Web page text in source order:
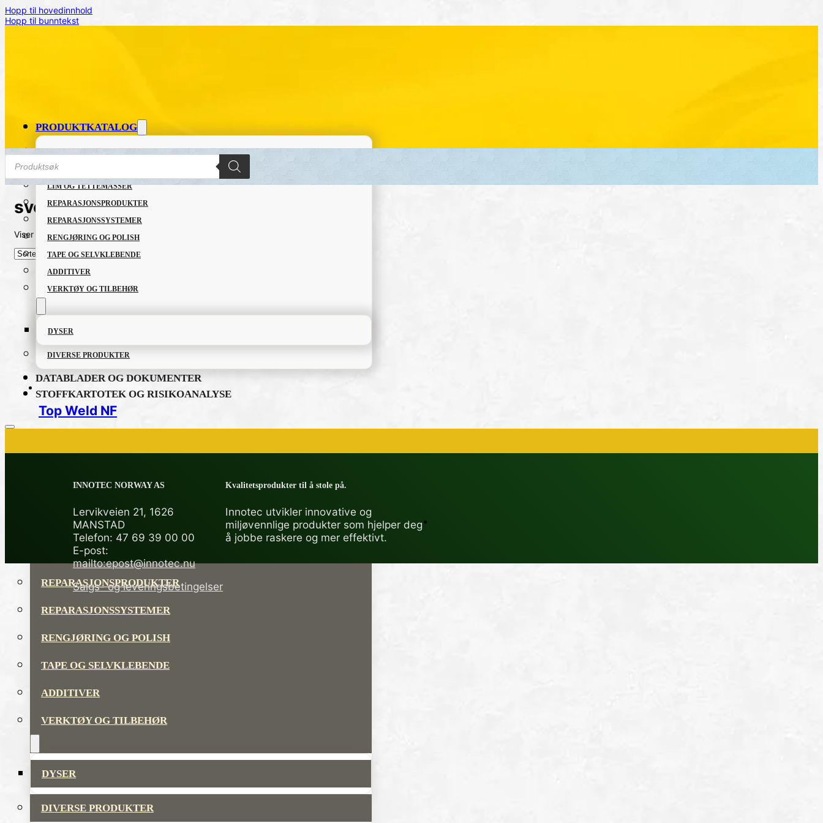
Hopp til hovedinnhold
Hopp til bunntekst
PRODUKTKATALOG
GRUNNING OG LAKK
LIM OG TETTEMASSER
REPARASJONSPRODUKTER
REPARASJONSSYSTEMER
RENGJØRING OG POLISH
TAPE OG SELVKLEBENDE
ADDITIVER
VERKTØY OG TILBEHØR
DYSER
DIVERSE PRODUKTER
DATABLADER OG DOKUMENTER
STOFFKARTOTEK OG RISIKOANALYSE
GRUNNING OG LAKK
LIM OG TETTEMASSER
REPARASJONSPRODUKTER
REPARASJONSSYSTEMER
RENGJØRING OG POLISH
TAPE OG SELVKLEBENDE
ADDITIVER
VERKTØY OG TILBEHØR
DYSER
DIVERSE PRODUKTER
Products
search
sveising
Viser det ene resultatet
Top Weld NF
INNOTEC NORWAY AS
Lervikveien 21, 1626
MANSTAD
Telefon: 47 69 39 00 00
E-post:
mailto:epost@innotec.nu
Salgs- og leveringsbetingelser
Kvalitetsprodukter til å stole på.
Innotec utvikler innovative og
miljøvennlige produkter som hjelper deg
å jobbe raskere og mer effektivt.